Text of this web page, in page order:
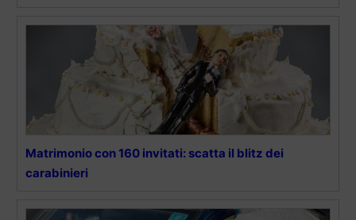
Matrimonio con 160 invitati: scatta il blitz dei
carabinieri